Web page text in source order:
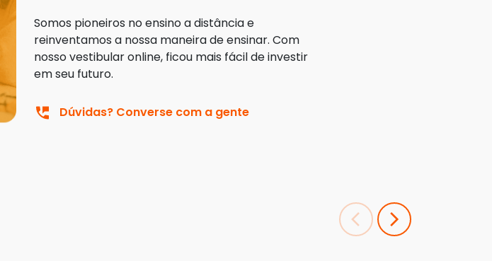
Somos pioneiros no ensino a distância e
reinventamos a nossa maneira de ensinar. Com
nosso vestibular online, ficou mais fácil de investir
em seu futuro.
Dúvidas? Converse com a gente